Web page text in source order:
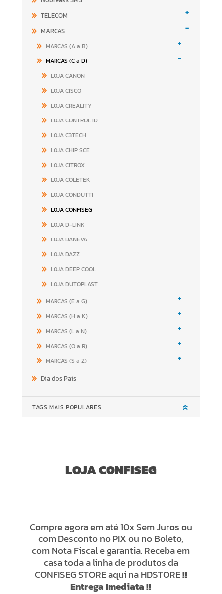
TELECOM
+
MARCAS -
MARCAS (A a B) +
MARCAS (C a D) -
LOJA CANON
LOJA CISCO
LOJA CREALITY
LOJA CONTROL ID
LOJA C3TECH
LOJA CHIP SCE
LOJA CITROX
LOJA COLETEK
LOJA CONDUTTI
LOJA CONFISEG
LOJA D-LINK
LOJA DANEVA
LOJA DAZZ
LOJA DEEP COOL
LOJA DUTOPLAST
MARCAS (E a G)
+
MARCAS (H a K) +
MARCAS (L a N) +
MARCAS (O a R) +
MARCAS (S a Z) +
Dia dos Pais
TAGS MAIS POPULARES
LOJA CONFISEG
Compre agora em até 10x Sem Juros ou
com Desconto no PIX ou no Boleto,
com Nota Fiscal e garantia. Receba em
casa toda a linha de produtos da
CONFISEG STORE aqui na HDSTORE!!
Entrega Imediata !!